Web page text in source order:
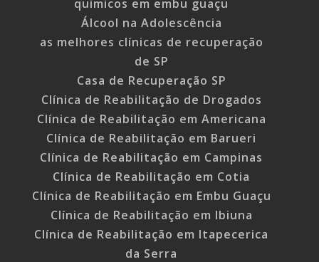
quimicos em embu guaçu
Álcool na Adolescência
as melhores clínicas de recuperação
de SP
Casa de Recuperação SP
Clínica de Reabilitação de Drogados
Clínica de Reabilitação em Americana
Clínica de Reabilitação em Barueri
Clínica de Reabilitação em Campinas
Clínica de Reabilitação em Cotia
Clínica de Reabilitação em Embu Guaçu
Clínica de Reabilitação em Ibiuna
Clínica de Reabilitação em Itapecerica
da Serra